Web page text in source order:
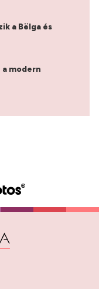
a Bëlga és
modern